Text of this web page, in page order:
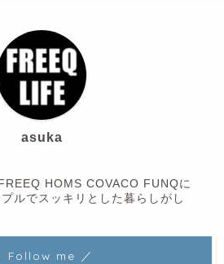
asuka
HOMS COVACO FUNQに
ルでスッキリとした暮らしがし
Follow me ／